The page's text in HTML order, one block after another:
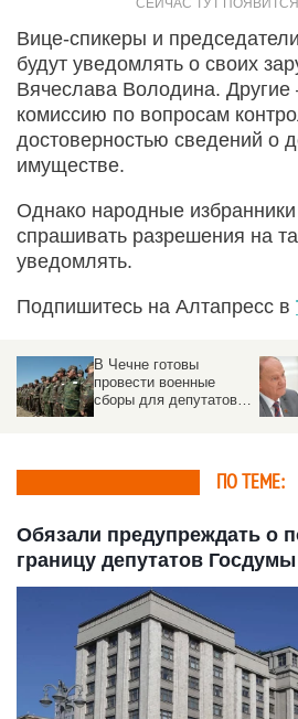
Вице-спикеры и
будут уведомлять о своих
Вячеслава Володина.
комиссию по вопросам
достоверностью сведений о
имуществе.
Однако народные
спрашивать разрешения на
уведомлять.
Подпишитесь на Алтапресс в
В Чечне готовы
провести военные
сборы для депутатов
ПО ТЕМЕ:
Обязали предупреждать о
границу депутатов Госдумы